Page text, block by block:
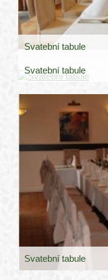
Svatební tabule
Svatební tabule
Svatební tabule